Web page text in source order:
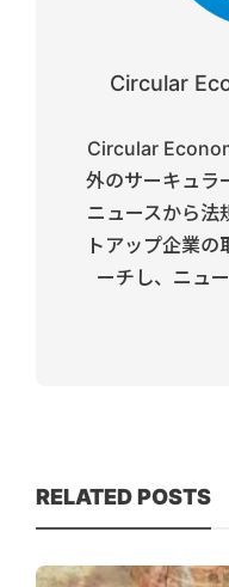
Circular
Circular
外のサーキュラ
ニュースから法
トアップ企業
ーチし、ニュ
RELATED POSTS